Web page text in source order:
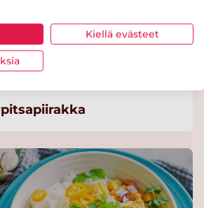
Kiellä evästeet